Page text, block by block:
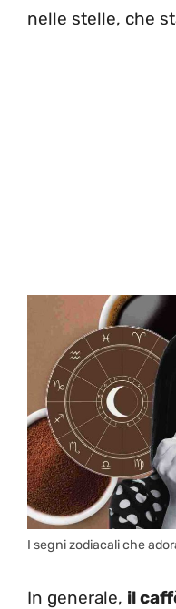
nelle stelle, che
I segni zodiacali che
In generale, il